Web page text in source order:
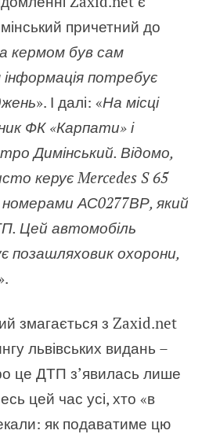
причетний до
кермом був сам
інформація потребує
». І далі: «На місці
ФК «Карпати» і
Димінський. Відомо,
керує Mercedes S 65
АС0277ВР, який
Цей автомобіль
позашляховик охорони,
змагається з Zaxid.net
львівських видань –
це ДТП з’явилась лише
цей час усі, хто «в
як подаватиме цю